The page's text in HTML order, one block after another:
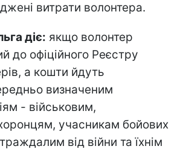
витрати волонтера.
діє: якщо волонтер
до офіційного Реєстру
а кошти йдуть
визначеним
- військовим,
учасникам бойових
від війни та їхнім